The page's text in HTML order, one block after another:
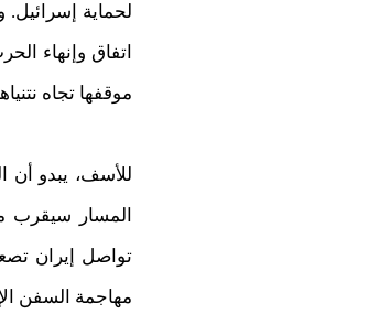
اتفاق وإنهاء
موقفها تجاه
للأسف، يبدو أن
المسار سيقرب
تواصل إيران
مهاجمة السفن